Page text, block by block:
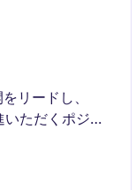
リードし、
ただくポジシ
責任ある役割